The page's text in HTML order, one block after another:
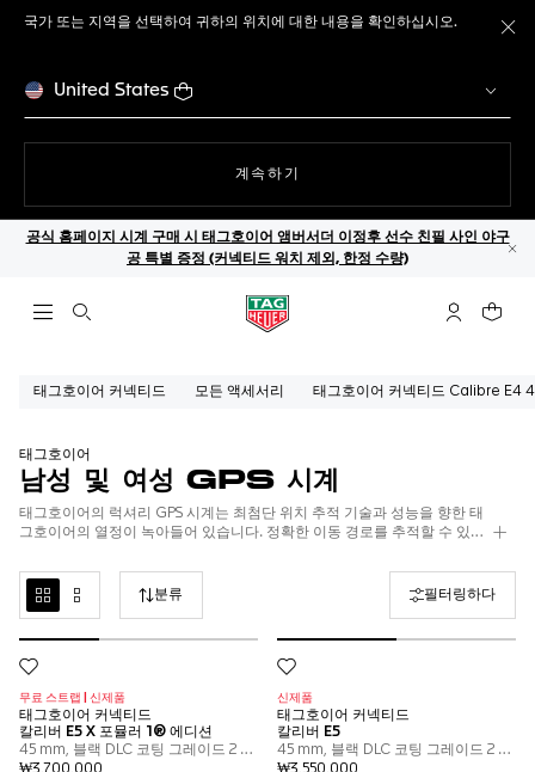
국가 또는 지역을 선택하여 귀하의 위치에 대한 내용을 확인하십시오.
United States
웹사이트에서
계속하기
공식 홈페이지 시계 구매 시 태그호이어 앰버서더 이정후 선수 친필 사인 야구
공 특별 증정 (커넥티드 워치 제외, 한정 수량)
검색 열기 마이 태그호
귀하